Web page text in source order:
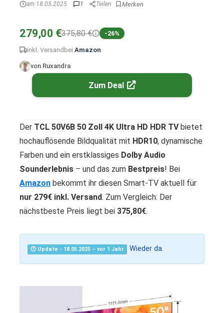
am 18.05.2025 1 Teilen
279,00 €375,80 € -26%
inkl. Versand bei Amazon
von Ruxandra
Zum Deal
Der TCL 50V6B 50 Zoll 4K Ultra HD HDR TVbietet
hochauflösende Bildqualität mit HDR10, dynamische
Farben und ein erstklassiges Dolby Audio
Sounderlebnis – und das zum Bestpreis! Bei
Amazon bekommt ihr diesen Smart-TV aktuell für
nur 279€ inkl. Versand. Zum Vergleich: Der
nächstbeste Preis liegt bei 375,80€.
🕐 Update - 18.05.2025 – vor 1 Jahr Wieder da.